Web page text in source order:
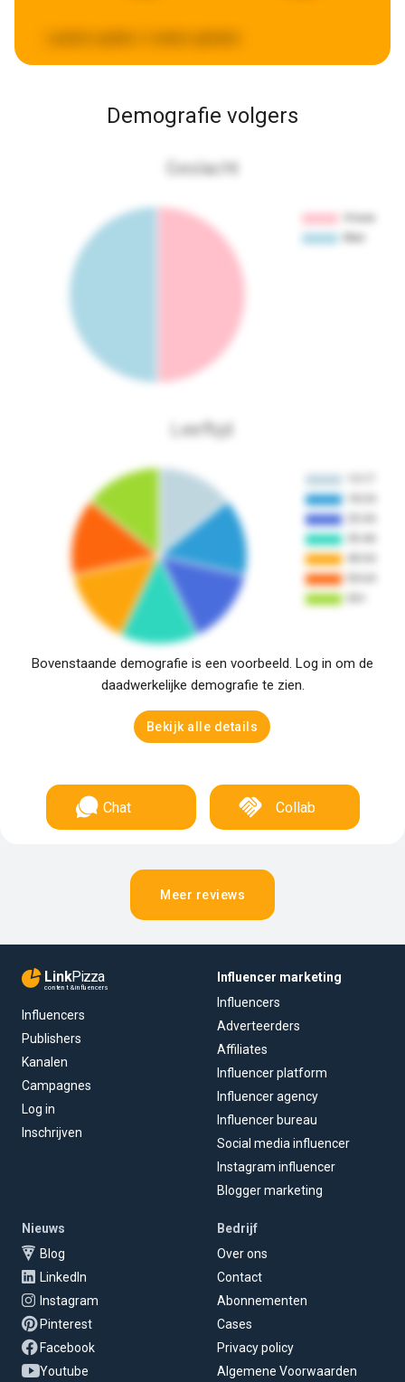
Demografie volgers
Geslacht
Leeftijd
Bovenstaande demografie is een voorbeeld. Log in om de
daadwerkelijke demografie te zien.
Bekijk alle details
Chat Collab
Meer reviews
LinkPizza
content & influencers
Influencers
Publishers
Kanalen
Campagnes
Log in
Inschrijven
Influencer marketing
Influencers
Adverteerders
Affiliates
Influencer platform
Influencer agency
Influencer bureau
Social media influencer
Instagram influencer
Blogger marketing
Nieuws
Blog
LinkedIn
Instagram
Pinterest
Facebook
Youtube
Bedrijf
Over ons
Contact
Abonnementen
Cases
Privacy policy
Algemene Voorwaarden